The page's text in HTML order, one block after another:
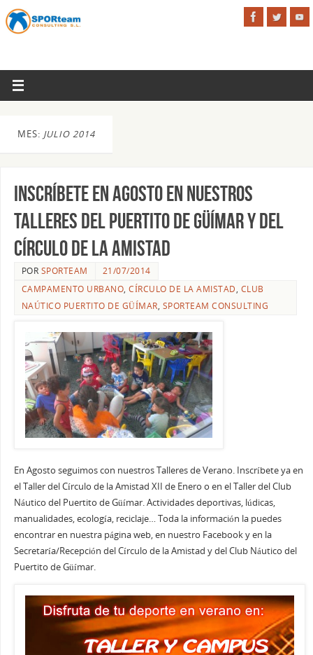
MES: JULIO 2014
Inscríbete en Agosto en nuestros
Talleres del Puertito de Güímar y del
Círculo de la Amistad
POR SPORTEAM
21/07/2014
CAMPAMENTO URBANO,CÍRCULO DE LA AMISTAD, CLUB
NAÚTICO PUERTITO DE GÜÍMAR, SPORTEAM CONSULTING
En Agosto seguimos con nuestros Talleres de Verano. Inscríbete ya en
el Taller del Círculo de la Amistad XII de Enero o en el Taller del Club
Náutico del Puertito de Güímar. Actividades deportivas, lúdicas,
manualidades, ecología, reciclaje… Toda la información la puedes
encontrar en nuestra página web, en nuestro Facebook y en la
Secretaría/Recepción del Círculo de la Amistad y del Club Náutico del
Puertito de Güímar.